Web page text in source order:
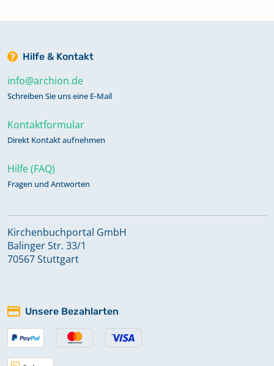
Hilfe & Kontakt
info@archion.de
Schreiben Sie uns eine E-Mail
Kontaktformular
Direkt Kontakt aufnehmen
Hilfe (FAQ)
Fragen und Antworten
Kirchenbuchportal GmbH
Balinger Str. 33/1
70567 Stuttgart
Unsere Bezahlarten